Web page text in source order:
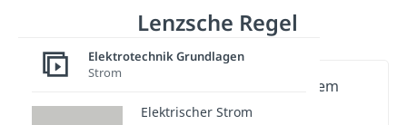
Lenzsche Regel
Wichtige Inhalte in diesem
Video
Elektrotechnik Grundlagen
Strom
Elektrischer Strom